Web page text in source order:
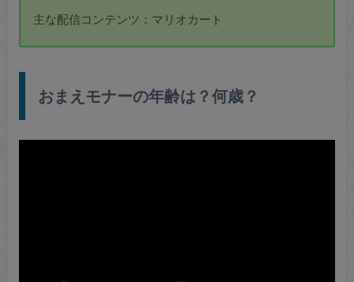
主な配信コンテンツ：マリオカート
おまえモナーの年齢は？何歳？